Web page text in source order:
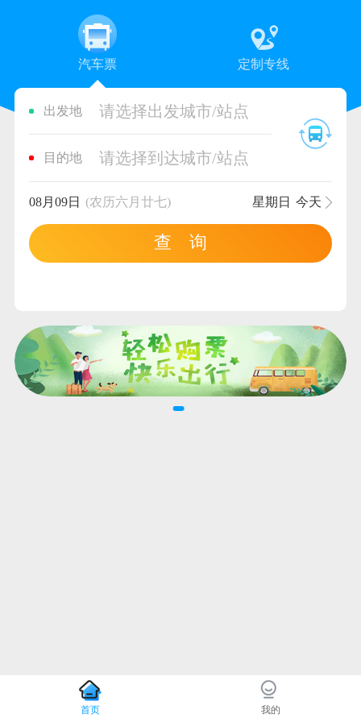
汽车票 定制专线
出发地 请选择出发城市/站点
目的地 请选择到达城市/站点
08月09日 (农历六月廿七) 星期日 今天
查 询
首页 我的